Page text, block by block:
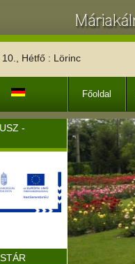
Hétfő : Lörinc
Főoldal
-